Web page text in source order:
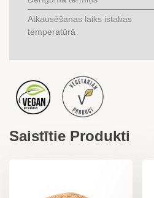
Atkausēšanas laiks istabas
temperatūrā
Saistītie Produkti